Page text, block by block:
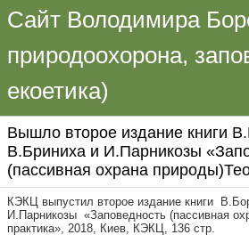
Сайт Володимира
природоохорона,
екоетика)
Вышло второе издание книги
В.Бриниха и И.Парникозы
(пассивная охрана
КЭКЦ выпустил второе издание книги
И.Парникозы «Заповедность (пассивная
практика», 2018, Киев, КЭКЦ, 136 стр.